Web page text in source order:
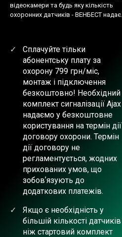
відеокамери та будь яку кількість
охоронних датчиків - ВЕНБЕСТ надає
Сплачуйте тільки
абонентську плату за
охорону 799 грн/міс,
монтаж і підключення
безкоштовно! Необхідний
комплект сигналізації Ajax
надаємо у безкоштовне
користування на термін дії
договору охорони. Термін
дії договору не
регламентується, жодних
прихованих умов, що
зобовʼязують до
додаткових платежів.
Якщо є необхідність у
більшій кількості датчиків
ніж стартовий комплект